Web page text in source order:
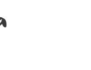
für Sie da!